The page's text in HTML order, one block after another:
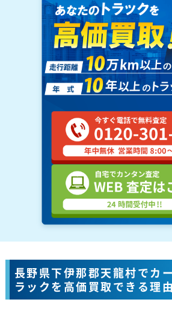
長野県下伊那郡天龍村でカ
ラックを高価買取できる理由